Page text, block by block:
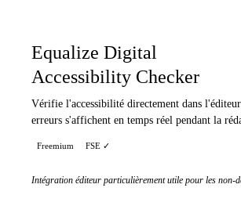
Equalize Digital
Accessibility Checker
Vérifie l'accessibilité directement dans
erreurs s'affichent en temps réel pendant la
Freemium FSE ✓
Intégration éditeur particulièrement utile pour les non-